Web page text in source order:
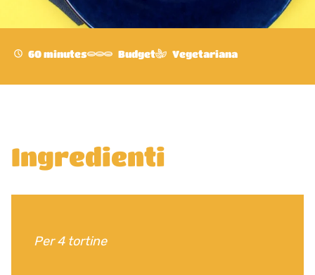
60 minutes Budget Vegetariana
Ingredienti
Per 4 tortine